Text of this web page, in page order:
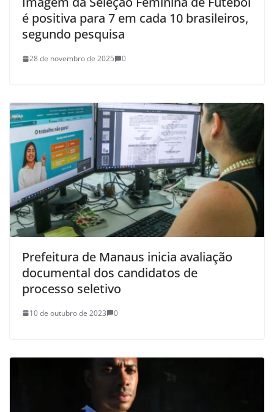
é positiva para 7 em cada 10 brasileiros,
segundo pesquisa
28 de novembro de 2025 0
Prefeitura de Manaus inicia avaliação
documental dos candidatos de
processo seletivo
10 de outubro de 2023 0